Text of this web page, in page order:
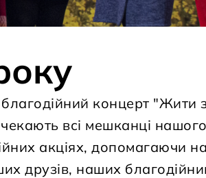
концерт "Жити
всі мешканці
акціях, допомагаючи
друзів, наших